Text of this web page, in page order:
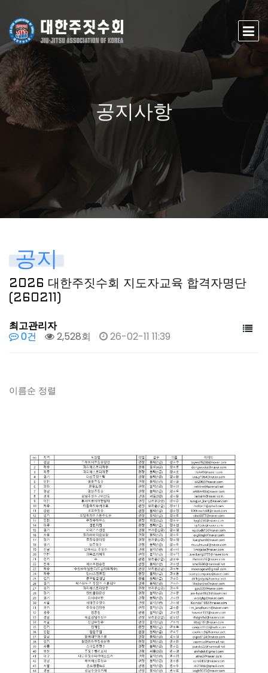
공지사항
공지
2026 대한주짓수회 지도자교육 합격자명단
(260211)
최고관리자
0건 2,528회 26-02-11 11:39
이름순 정렬